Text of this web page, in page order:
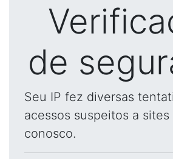
de
Seu IP fez diversas
acessos suspeitos a
conosco.